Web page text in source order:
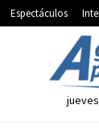
Espectáculos